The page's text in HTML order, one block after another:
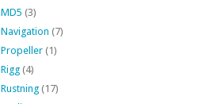
MD5 (3)
Navigation (7)
Propeller(1)
Rigg(4)
Rustning(17)